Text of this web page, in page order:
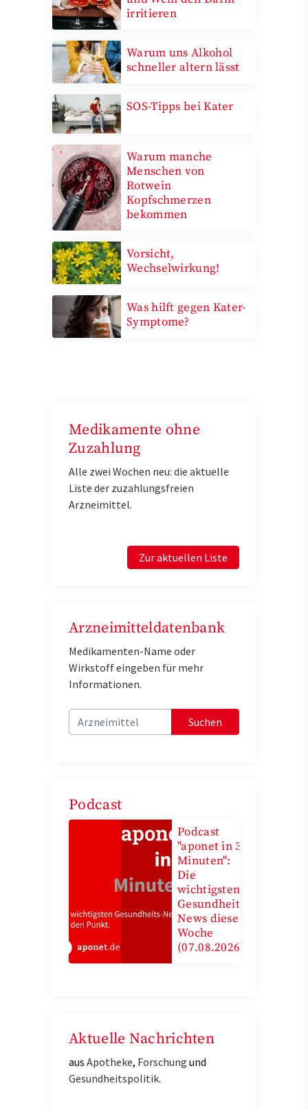
irritieren
Warum uns Alkohol
schneller altern lässt
SOS-Tipps bei Kater
Warum manche
Menschen von
Rotwein
Kopfschmerzen
bekommen
Vorsicht,
Wechselwirkung!
Was hilft gegen Kater-
Symptome?
Medikamente ohne
Zuzahlung
Alle zwei Wochen neu: die aktuelle
Liste der zuzahlungsfreien
Arzneimittel.
Zur aktuellen Liste
Arzneimitteldatenbank
Medikamenten-Name oder
Wirkstoff eingeben für mehr
Informationen.
Suchen
Podcast
Podcast
"aponet in 3
Minuten":
Die
wichtigsten
Gesundheits-
News diese
Woche
(07.08.2026)
Aktuelle Nachrichten
aus Apotheke, Forschung und
Gesundheitspolitik.